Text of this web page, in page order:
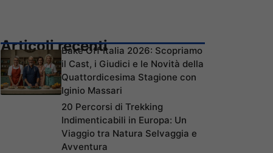
Articoli recentiBake Off Italia 2026: Scopriamo
il Cast, i Giudici e le Novità della
Quattordicesima Stagione con
Iginio Massari
20 Percorsi di Trekking
Indimenticabili in Europa: Un
Viaggio tra Natura Selvaggia e
Avventura